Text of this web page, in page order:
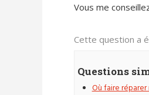
Vous me
Cette question a
Questions
Où faire